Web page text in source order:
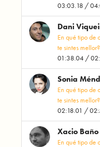
03:03.18 /
Dani
En qué tipo de
te sintes mellor?
01:38.04 /
Sonia
En qué tipo de
te sintes mellor?
02:18.01 /
Xacio Baño
En qué tipo de